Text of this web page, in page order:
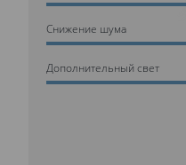
Cнижение шума
Дополнительный свет